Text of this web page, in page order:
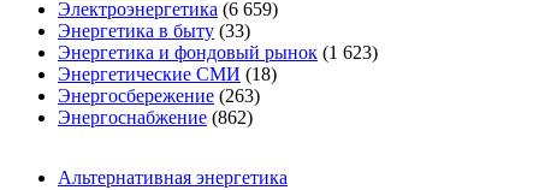
Электроэнергетика (6 659)
Энергетика в быту (33)
Энергетика и фондовый рынок (1 623)
Энергетические СМИ (18)
Энергосбережение (263)
Энергоснабжение (862)
Альтернативная энергетика